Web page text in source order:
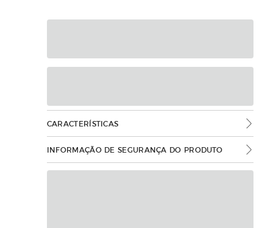
CARACTERÍSTICAS
INFORMAÇÃO DE SEGURANÇA DO PRODUTO